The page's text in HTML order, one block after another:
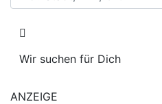
Wir suchen für Dich
ANZEIGE